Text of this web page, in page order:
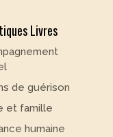
Livres
de guérison
et famille
humaine